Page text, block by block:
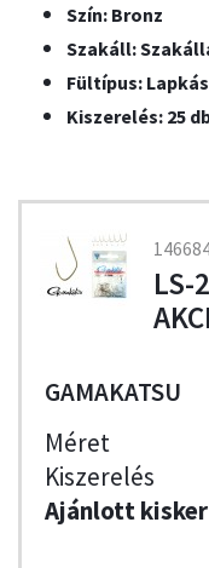
Szín: Bronz
Szakáll:
Fültípus: Lapkás
Kiszerelés: 25
LS-
GAMAKATSU